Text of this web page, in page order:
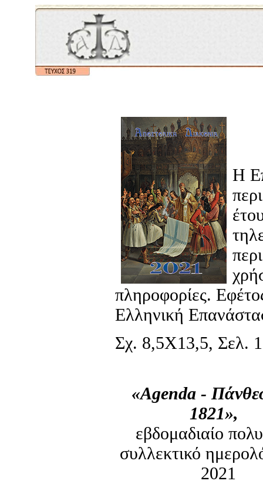
Η
πληροφορίες.
Ελληνική
Σχ. 8,5Χ13,5, Σελ.
«Agenda -
1821»,
εβδομαδιαίο
συλλεκτικό
2021